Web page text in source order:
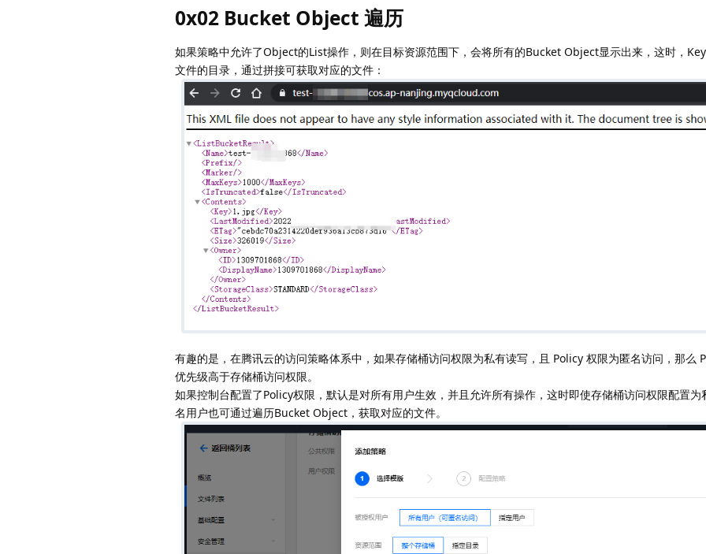
0x02 Bucket Object 遍历
如果策略中允许了Object的List操作，则在目标资源范围下，会将所有的Bucket Object显示出来，这时，
文件的目录，通过拼接可获取对应的文件：
有趣的是，在腾讯云的访问策略体系中，如果存储桶访问权限为私有读写，且 Policy 权限为匿名访问，那么
优先级高于存储桶访问权限。
如果控制台配置了Policy权限，默认是对所有用户生效，并且允许所有操作，这时即使存储桶访问权限配置为
名用户也可通过遍历Bucket Object，获取对应的文件。